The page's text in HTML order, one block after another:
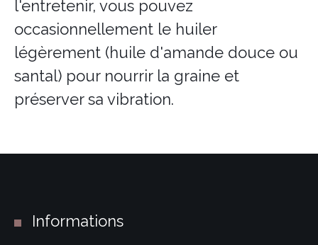
l'entretenir, vous pouvez
occasionnellement le huiler
légèrement (huile d'amande douce ou
santal) pour nourrir la graine et
préserver sa vibration.
Informations